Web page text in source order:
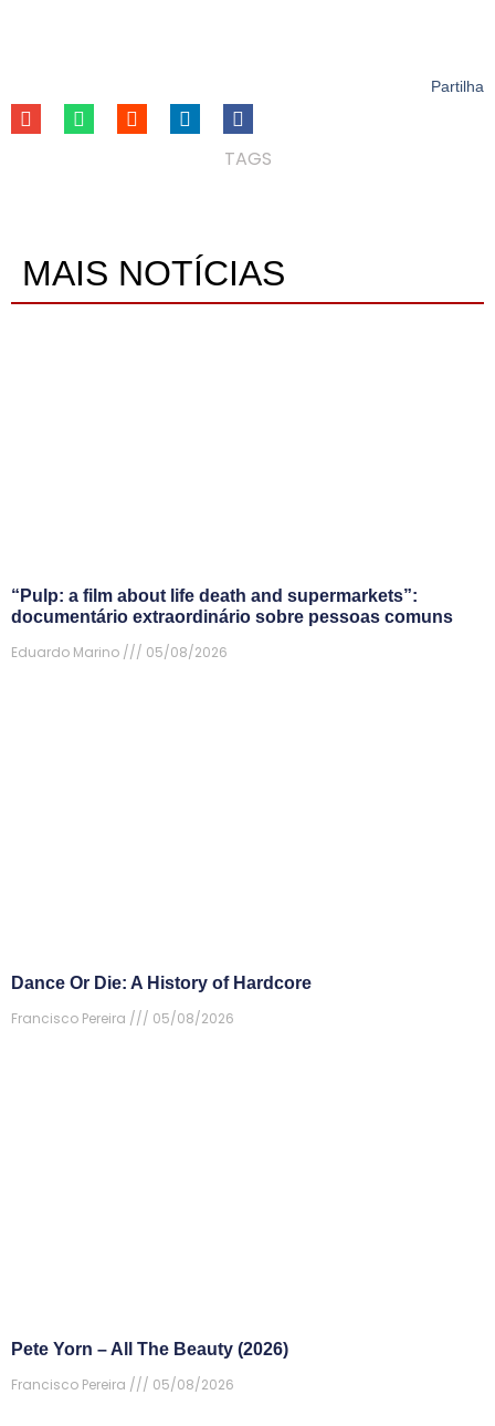
Partilha
TAGS
MAIS NOTÍCIAS
“Pulp: a film about life death and supermarkets”:
documentário extraordinário sobre pessoas comuns
Eduardo Marino
05/08/2026
Dance Or Die: A History of Hardcore
Francisco Pereira
05/08/2026
Pete Yorn – All The Beauty (2026)
Francisco Pereira
05/08/2026